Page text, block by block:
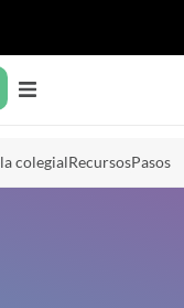
colegialRecursosPasos